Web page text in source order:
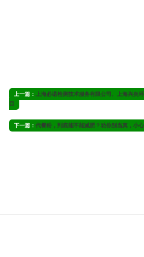
上一篇： 上海必诺检测技术服务有限公司、上海兴炎
目
下一篇： 代餐粉，到底能不能减肥？劝你别当真，小